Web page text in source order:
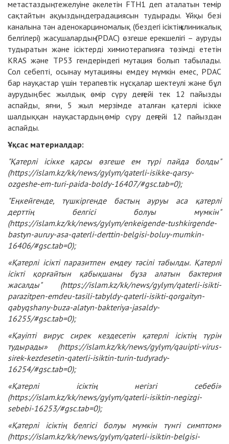
метастаздың тежелуіне әкелетін FTH1 деп аталатын темір
сақтайтын ақуыздың деградациясын тудырады. Ұйқы безі
каналына тән аденокарциномалық (бездегі ісіктің клиникалық
белгілері) жасушалардың (PDAC) өзгеше ерекшелігі – ауруды
тудыратын және ісіктерді химиотерапияға төзімді ететін
KRAS және TP53 гендеріндегі мутация болып табылады.
Сол себепті, осынау мутацияны емдеу мүмкін емес, PDAC
бар науқастар үшін терапевтік нұсқалар шектеулі және бұл
аурудың бес жылдық өмір сүру деңгейі тек 12 пайызды
аспайды, яғни, 5 жыл мерзімде аталған қатерлі ісікке
шалдыққан науқастардың өмір сүру деңгейі 12 пайыздан
аспайды.
Ұқсас материалдар:
"Қатерлі ісікке қарсы өзгеше ем түрі пайда болды"
(https://islam.kz/kk/news/gylym/qaterli-isikke-qarsy-
ozgeshe-em-turi-paida-boldy-16407/#gsc.tab=0);
"Еңкейгенде, түшкіргенде бастың ауруы аса қатерлі
дерттің белгісі болуы мүмкін"
(https://islam.kz/kk/news/gylym/enkeigende-tushkirgende-
bastyn-auruy-asa-qaterli-derttin-belgisi-boluy-mumkin-
16406/#gsc.tab=0);
«Қатерлі ісікті паразитпен емдеу тәсілі табылды. Қатерлі
ісікті қорғайтын қабықшаны бұза алатын бактерия
жасалды" (https://islam.kz/kk/news/gylym/qaterli-isikti-
parazitpen-emdeu-tasili-tabyldy-qaterli-isikti-qorgaityn-
qabyqshany-buza-alatyn-bakteriya-jasaldy-
16255/#gsc.tab=0);
«Қауіпті вирус сирек кездесетін қатерлі ісіктің түрін
тудырады» (https://islam.kz/kk/news/gylym/qauipti-virus-
sirek-kezdesetin-qaterli-isiktin-turin-tudyrady-
16254/#gsc.tab=0);
«Қатерлі ісіктің негізгі себебі»
(https://islam.kz/kk/news/gylym/qaterli-isiktin-negizgi-
sebebi-16253/#gsc.tab=0);
«Қатерлі ісіктің белгісі болуы мүмкін түнгі симптом»
(https://islam.kz/kk/news/gylym/qaterli-isiktin-belgisi-